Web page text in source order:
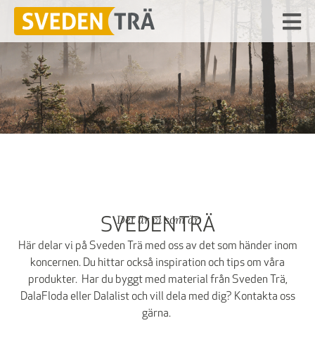
Det är vi som är
SVEDEN TRÄ
Här delar vi på Sveden Trä med oss av det som händer inom
koncernen. Du hittar också inspiration och tips om våra
produkter. Har du byggt med material från Sveden Trä,
DalaFloda eller Dalalist och vill dela med dig? Kontakta oss
gärna.